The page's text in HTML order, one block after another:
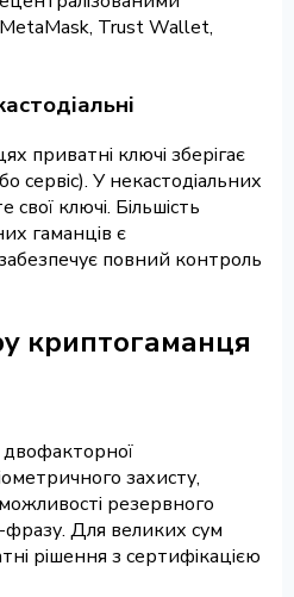
Trust Wallet,
приватні ключі зберігає
сервіс). У некастодіальних
ключі. Більшість
гаманців є
повний контроль
криптогаманця
двофакторної
захисту,
резервного
Для великих сум
рішення з сертифікацією